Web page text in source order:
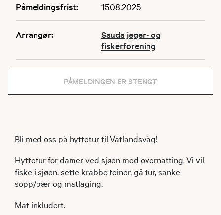
Påmeldingsfrist: 15.08.2025
Arrangør:
Sauda jeger- og
fiskerforening
PÅMELDINGEN ER STENGT
Bli med oss på hyttetur til Vatlandsvåg!
Hyttetur for damer ved sjøen med overnatting. Vi vil
fiske i sjøen, sette krabbe teiner, gå tur, sanke
sopp/bær og matlaging.
Mat inkludert.